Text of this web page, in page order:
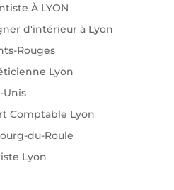
À LYON
d'intérieur à Lyon
Rouges
Lyon
Unis
Comptable Lyon
du-Roule
Lyon